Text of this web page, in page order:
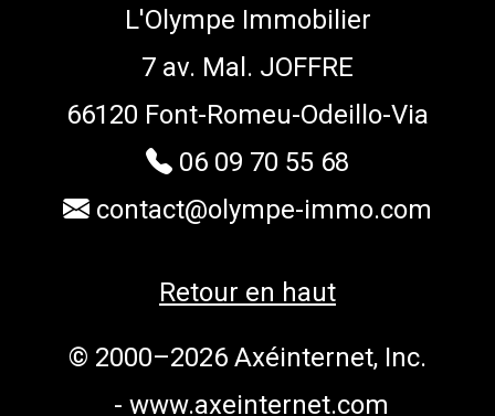
L'Olympe Immobilier
7 av. Mal. JOFFRE
66120 Font-Romeu-Odeillo-Via
06 09 70 55 68
contact@olympe-immo.com
Retour en haut
© 2000–2026 Axéinternet, Inc.
- www.axeinternet.com